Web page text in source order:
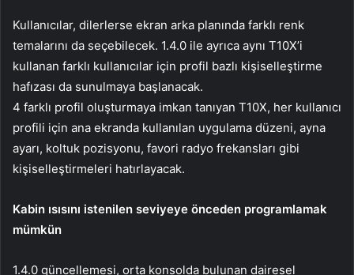
Kullanıcılar, dilerlerse ekran arka planında farklı renk
temalarını da seçebilecek. 1.4.0 ile ayrıca aynı T10X’i
kullanan farklı kullanıcılar için profil bazlı kişiselleştirme
hafızası da sunulmaya başlanacak.
4 farklı profil oluşturmaya imkan tanıyan T10X, her kullanıcı
profili için ana ekranda kullanılan uygulama düzeni, ayna
ayarı, koltuk pozisyonu, favori radyo frekansları gibi
kişiselleştirmeleri hatırlayacak.
Kabin ısısını istenilen seviyeye önceden programlamak
mümkün
1.4.0 güncellemesi, orta konsolda bulunan dairesel